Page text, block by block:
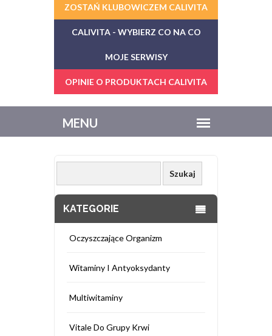
ZOSTAŃ KLUBOWICZEM CALIVITA
CALIVITA - WYBIERZ CO NA CO
MOJE SERWISY
OPINIE O PRODUKTACH CALIVITA
KATEGORIE
Oczyszczające Organizm
Witaminy I Antyoksydanty
Multiwitaminy
Vitale Do Grupy Krwi